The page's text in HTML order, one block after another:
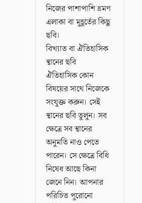
নিজের পাশাপাশি ভ্রমণ
এলাকা বা মুহূর্তের কিছু
ছবি।
বিখ্যাত বা ঐতিহাসিক
স্থানের ছবি
ঐতিহাসিক কোন
বিষয়ের সাথে নিজেকে
সংযুক্ত করুন। সেই
স্থানের ছবি তুলুন। সব
ক্ষেত্রে সব স্থানের
অনুমতি নাও পেতে
পারেন। সে ক্ষেত্রে বিধি
নিষেধ আছে কিনা
জেনে নিন। আপনার
পরিচিত পুরোনো